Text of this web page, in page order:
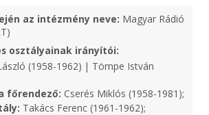
az intézmény neve: Magyar Rádió
osztályainak irányítói:
(1958-1962) | Tömpe István
főrendező: Cserés Miklós (1958-1981);
Takács Ferenc (1961-1962);